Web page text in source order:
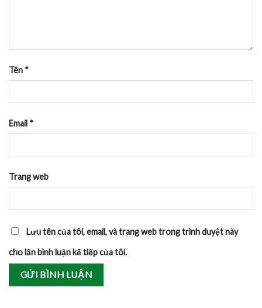
Tên *
Email *
Trang web
Lưu tên của tôi, email, và trang web trong trình duyệt này
cho lần bình luận kế tiếp của tôi.